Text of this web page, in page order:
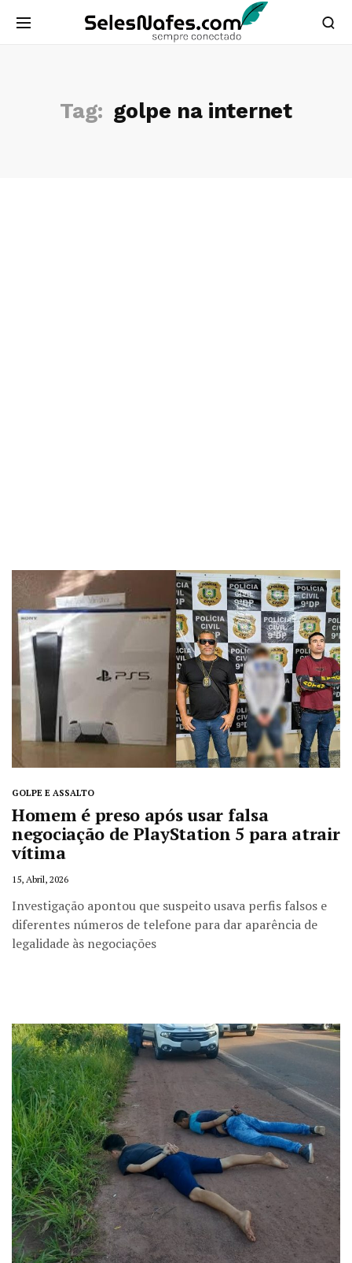
Tag: golpe na internet
GOLPE E ASSALTO
Homem é preso após usar falsa
negociação de PlayStation 5 para atrair
vítima
15, Abril, 2026
Investigação apontou que suspeito usava perfis falsos e
diferentes números de telefone para dar aparência de
legalidade às negociações